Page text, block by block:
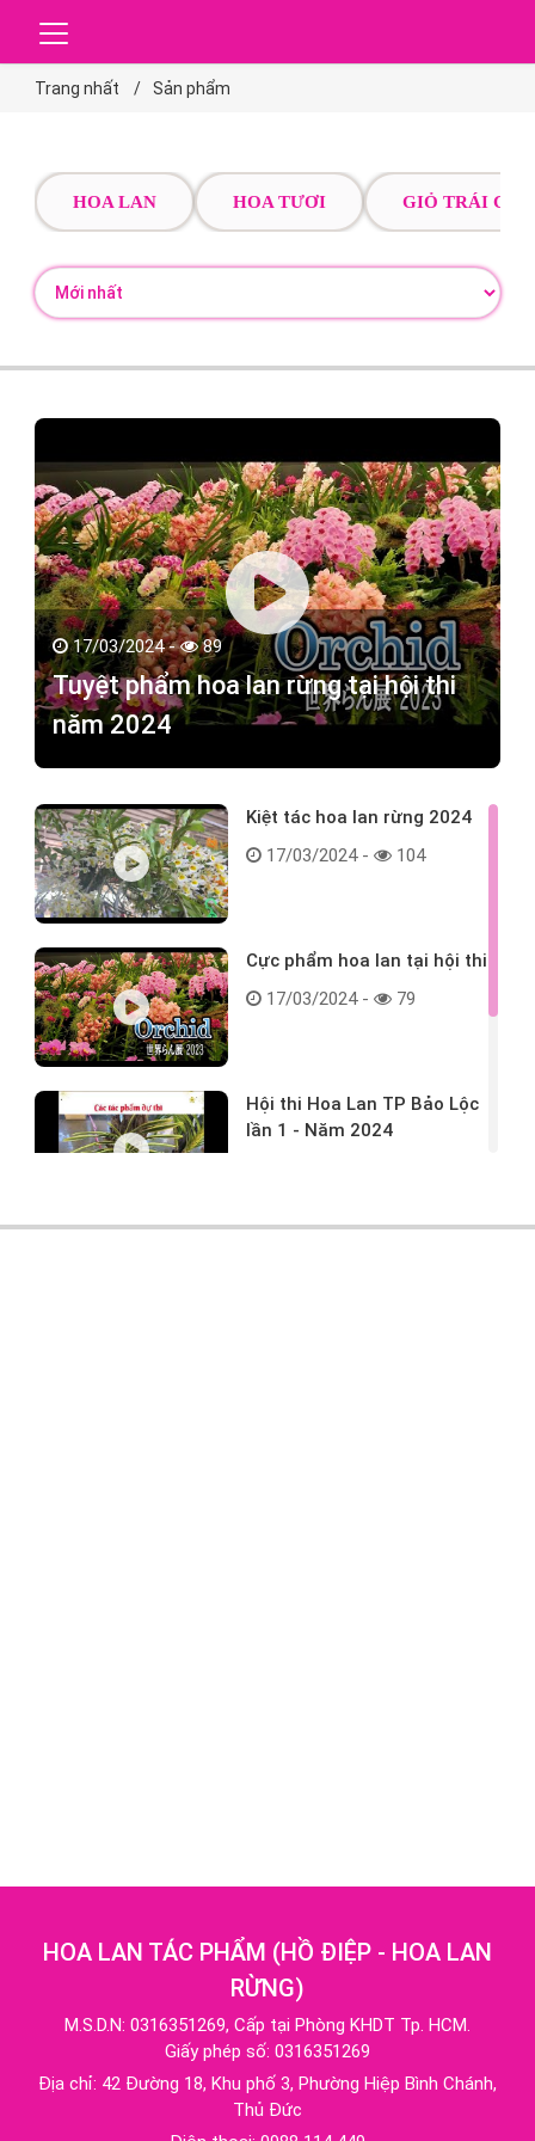
Trang nhất Sản phẩm
HOA LAN HOA TƯƠI GIỎ TRÁI CÂY
17/03/2024 - 89
Tuyệt phẩm hoa lan rừng tại hội thi
năm 2024
Kiệt tác hoa lan rừng 2024
17/03/2024 -
104
Cực phẩm hoa lan tại hội thi
17/03/2024 -
79
Hội thi Hoa Lan TP Bảo Lộc
lần 1 - Năm 2024
HOA LAN TÁC PHẨM (HỒ ĐIỆP - HOA LAN
RỪNG)
M.S.D.N: 0316351269, Cấp tại Phòng KHDT Tp. HCM.
Giấy phép số: 0316351269
Địa chỉ: 42 Đường 18, Khu phố 3, Phường Hiệp Bình Chánh,
Thủ Đức